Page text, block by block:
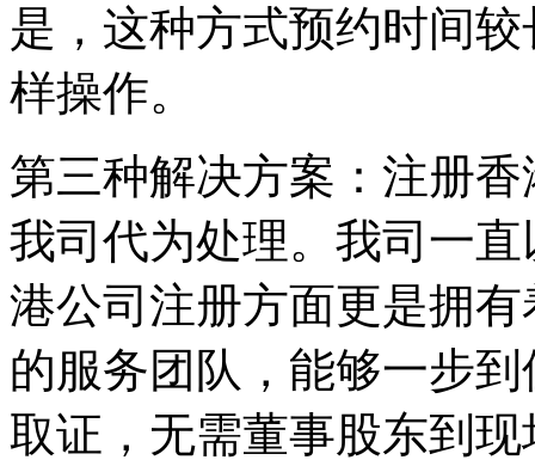
是，这种方式预约时间
样操作。
第三种解决方案：注册
我司代为处理。我司一
港公司注册方面更是拥
的服务团队，能够一步
取证，无需董事股东到